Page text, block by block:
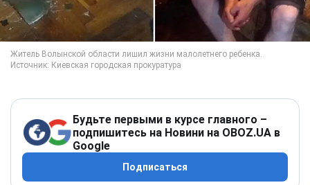
Будьте первыми в курсе главного –
подпишитесь на Новини на OBOZ.UA в
Google
Подписаться